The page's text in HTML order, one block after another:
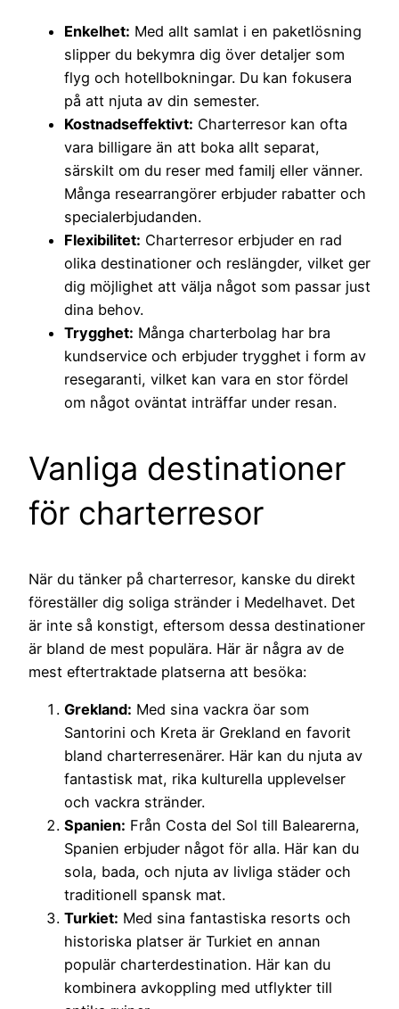
Enkelhet: Med allt samlat i en paketlösning
slipper du bekymra dig över detaljer som
flyg och hotellbokningar. Du kan fokusera
på att njuta av din semester.
Kostnadseffektivt: Charterresor kan ofta
vara billigare än att boka allt separat,
särskilt om du reser med familj eller vänner.
Många researrangörer erbjuder rabatter och
specialerbjudanden.
Flexibilitet: Charterresor erbjuder en rad
olika destinationer och reslängder, vilket ger
dig möjlighet att välja något som passar just
dina behov.
Trygghet: Många charterbolag har bra
kundservice och erbjuder trygghet i form av
resegaranti, vilket kan vara en stor fördel
om något oväntat inträffar under resan.
Vanliga destinationer
för charterresor
När du tänker på charterresor, kanske du direkt
föreställer dig soliga stränder i Medelhavet. Det
är inte så konstigt, eftersom dessa destinationer
är bland de mest populära. Här är några av de
mest eftertraktade platserna att besöka:
Grekland: Med sina vackra öar som
Santorini och Kreta är Grekland en favorit
bland charterresenärer. Här kan du njuta av
fantastisk mat, rika kulturella upplevelser
och vackra stränder.
Spanien: Från Costa del Sol till Balearerna,
Spanien erbjuder något för alla. Här kan du
sola, bada, och njuta av livliga städer och
traditionell spansk mat.
Turkiet: Med sina fantastiska resorts och
historiska platser är Turkiet en annan
populär charterdestination. Här kan du
kombinera avkoppling med utflykter till